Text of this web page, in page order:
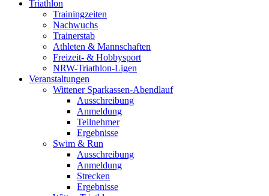
Triathlon
Trainingzeiten
Nachwuchs
Trainerstab
Athleten & Mannschaften
Freizeit- & Hobbysport
NRW-Triathlon-Ligen
Veranstaltungen
Wittener Sparkassen-Abendlauf
Ausschreibung
Anmeldung
Teilnehmer
Ergebnisse
Swim & Run
Ausschreibung
Anmeldung
Strecken
Ergebnisse